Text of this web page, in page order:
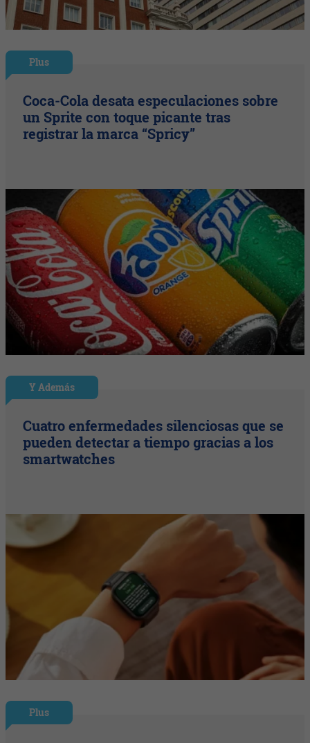
Plus
Coca-Cola desata especulaciones sobre
un Sprite con toque picante tras
registrar la marca “Spricy”
Y Además
Cuatro enfermedades silenciosas que se
pueden detectar a tiempo gracias a los
smartwatches
Plus